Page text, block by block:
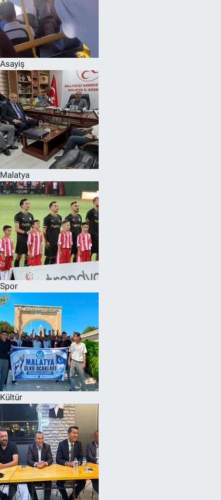
Asayiş
Malatya
Spor
Kültür